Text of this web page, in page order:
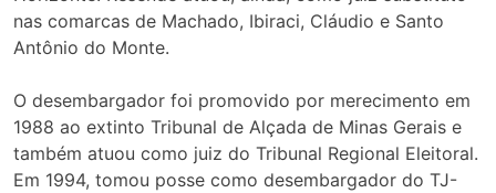
nas comarcas de Machado, Ibiraci, Cláudio e Santo
Antônio do Monte.
O desembargador foi promovido por merecimento em
1988 ao extinto Tribunal de Alçada de Minas Gerais e
também atuou como juiz do Tribunal Regional Eleitoral.
Em 1994, tomou posse como desembargador do TJ-